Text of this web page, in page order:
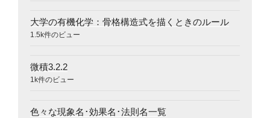
大学の有機化学：骨格構造式を描くときのルール
1.5k件のビュー
微積3.2.2
1k件のビュー
色々な現象名･効果名･法則名一覧